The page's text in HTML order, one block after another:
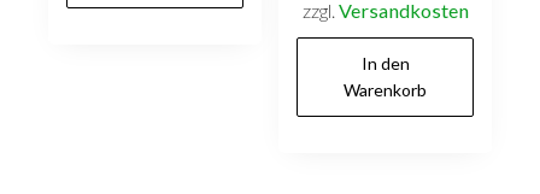
zzgl. Versandkosten
In den
Warenkorb